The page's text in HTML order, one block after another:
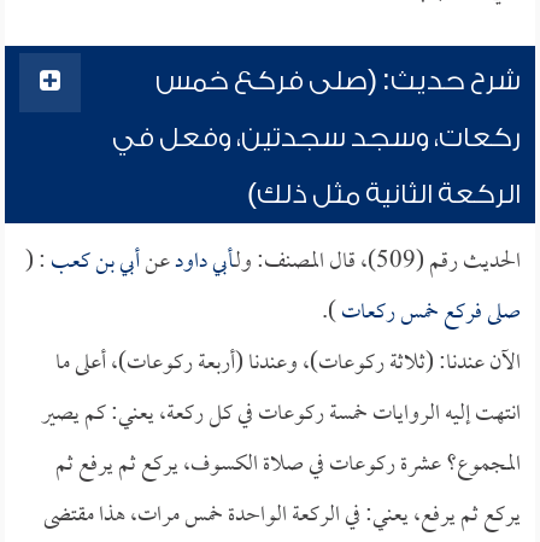
شرح حديث: (صلى فركع خمس
ركعات، وسجد سجدتين، وفعل في
الركعة الثانية مثل ذلك)
الحديث رقم (509)، قال المصنف: ولـ أبي داودعنأبي بن كعب: (
صلى فركع خمس ركعات).
الآن عندنا: (ثلاثة ركوعات)، وعندنا (أربعة ركوعات)، أعلى ما
انتهت إليه الروايات خمسة ركوعات في كل ركعة، يعني: كم يصير
المجموع؟ عشرة ركوعات في صلاة الكسوف، يركع ثم يرفع ثم
يركع ثم يرفع، يعني: في الركعة الواحدة خمس مرات، هذا مقتضى